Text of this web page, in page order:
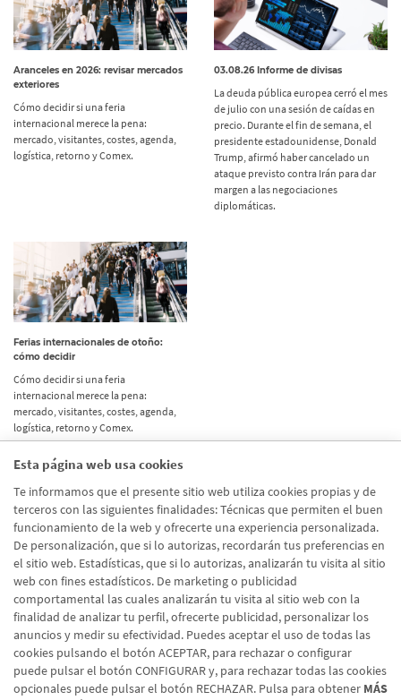
Esta página web usa cookies
Te informamos que el presente sitio web utiliza cookies propias y de
terceros con las siguientes finalidades: Técnicas que permiten el buen
funcionamiento de la web y ofrecerte una experiencia personalizada.
De personalización, que si lo autorizas, recordarán tus preferencias en
el sitio web. Estadísticas, que si lo autorizas, analizarán tu visita al sitio
web con fines estadísticos. De marketing o publicidad
comportamental las cuales analizarán tu visita al sitio web con la
finalidad de analizar tu perfil, ofrecerte publicidad, personalizar los
anuncios y medir su efectividad. Puedes aceptar el uso de todas las
cookies pulsando el botón ACEPTAR, para rechazar o configurar
puede pulsar el botón CONFIGURAR y, para rechazar todas las cookies
opcionales puede pulsar el botón RECHAZAR. Pulsa para obtener MÁS
Aranceles en 2026: revisar mercados
exteriores
Cómo decidir si una feria
internacional merece la pena:
mercado, visitantes, costes, agenda,
logística, retorno y Comex.
03.08.26 Informe de divisas
La deuda pública europea cerró el mes
de julio con una sesión de caídas en
precio. Durante el fin de semana, el
presidente estadounidense, Donald
Trump, afirmó haber cancelado un
ataque previsto contra Irán para dar
margen a las negociaciones
diplomáticas.
Ferias internacionales de otoño:
cómo decidir
Cómo decidir si una feria
internacional merece la pena:
mercado, visitantes, costes, agenda,
logística, retorno y Comex.
Etiquetas
Actualidad(514)
Internacional(490)
Empresa(138)
Recomendaciones
Internacional - Cloned(8)
Actualidad - Cloned (8)